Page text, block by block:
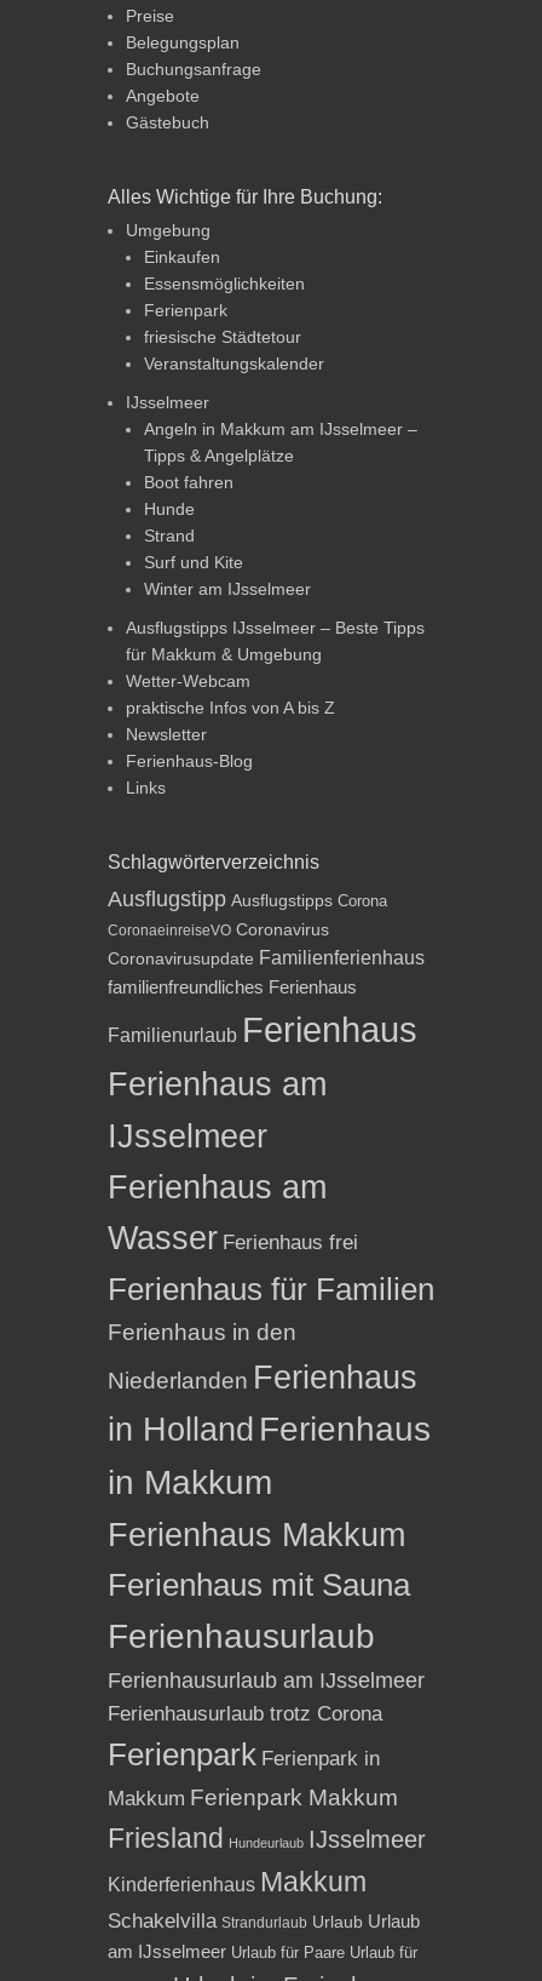
Preise
Belegungsplan
Buchungsanfrage
Angebote
Gästebuch
Alles Wichtige für Ihre Buchung:
Umgebung
Einkaufen
Essensmöglichkeiten
Ferienpark
friesische Städtetour
Veranstaltungskalender
IJsselmeer
Angeln in Makkum am IJsselmeer –
Tipps & Angelplätze
Boot fahren
Hunde
Strand
Surf und Kite
Winter am IJsselmeer
Ausflugstipps IJsselmeer – Beste Tipps
für Makkum & Umgebung
Wetter-Webcam
praktische Infos von A bis Z
Newsletter
Ferienhaus-Blog
Links
Schlagwörterverzeichnis
Ausflugstipp Ausflugstipps Corona
CoronaeinreiseVO Coronavirus
Coronavirusupdate Familienferienhaus
familienfreundliches Ferienhaus
Familienurlaub Ferienhaus
Ferienhaus am
IJsselmeer
Ferienhaus am
Wasser Ferienhaus frei
Ferienhaus für Familien
Ferienhaus in den
Niederlanden Ferienhaus
in Holland Ferienhaus
in Makkum
Ferienhaus Makkum
Ferienhaus mit Sauna
Ferienhausurlaub
Ferienhausurlaub am IJsselmeer
Ferienhausurlaub trotz Corona
Ferienpark Ferienpark in
Makkum Ferienpark Makkum
Friesland Hundeurlaub IJsselmeer
Kinderferienhaus Makkum
Schakelvilla Strandurlaub Urlaub Urlaub
am IJsselmeer Urlaub für Paare Urlaub für